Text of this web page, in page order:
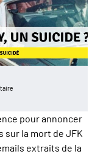
pour annoncer
sur la mort de JFK
extraits de la